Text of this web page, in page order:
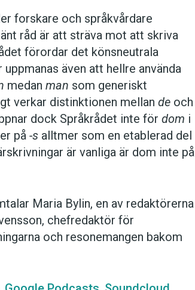
forskare och språkvårdare
råd är att sträva mot att skriva
förordar det könsneutrala
även att hellre använda
medan man som generiskt
verkar distinktionen mellan de och
dock Språkrådet inte för dom i
på -s alltmer som en etablerad del
är vanliga är dom inte på
Maria Bylin, en av redaktörerna
chefredaktör för
och resonemangen bakom